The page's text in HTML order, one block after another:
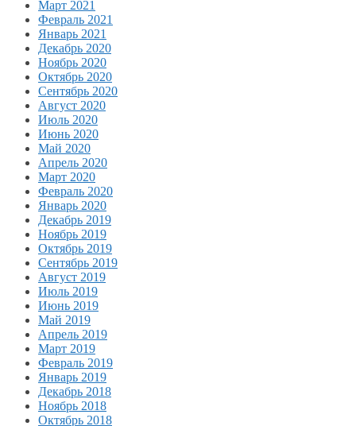
Март 2021
Февраль 2021
Январь 2021
Декабрь 2020
Ноябрь 2020
Октябрь 2020
Сентябрь 2020
Август 2020
Июль 2020
Июнь 2020
Май 2020
Апрель 2020
Март 2020
Февраль 2020
Январь 2020
Декабрь 2019
Ноябрь 2019
Октябрь 2019
Сентябрь 2019
Август 2019
Июль 2019
Июнь 2019
Май 2019
Апрель 2019
Март 2019
Февраль 2019
Январь 2019
Декабрь 2018
Ноябрь 2018
Октябрь 2018